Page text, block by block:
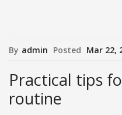
By admin Posted Mar 22,
Practical tips
routine